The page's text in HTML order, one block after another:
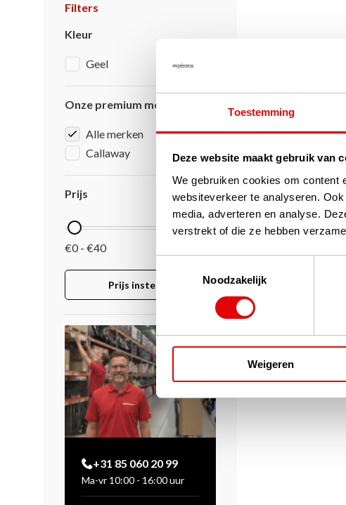
Toestemming
Deze website maakt gebruik van
We gebruiken cookies om content
websiteverkeer te analyseren.
media, adverteren en analyse.
verstrekt of die ze hebben
Noodzakelijk
Weigeren
Filters
Kleur
Geel
Onze premium merken
Alle merken
Callaway
Prijs
€0 - €40
Prijs instellen
+31 85 060 20 99
Ma-vr 10:00 - 16:00 uur